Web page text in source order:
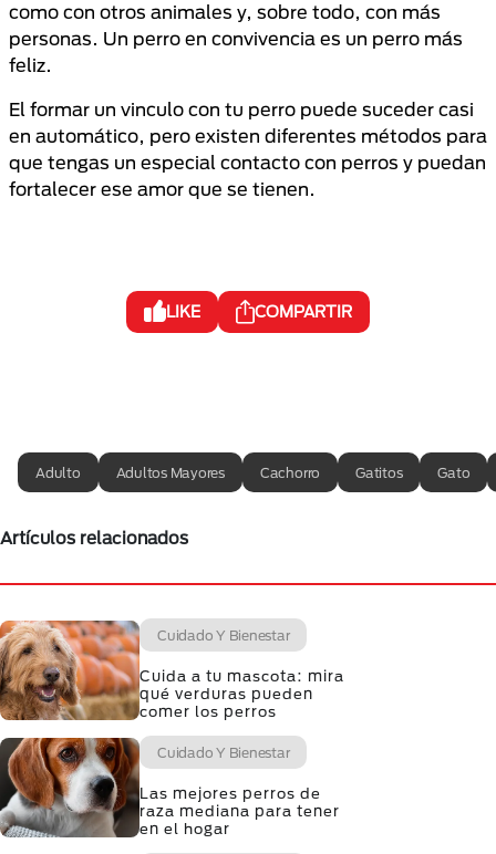
como con otros animales y, sobre todo, con más
personas. Un perro en convivencia es un perro más
feliz.
El formar un vinculo con tu perro puede suceder casi
en automático, pero existen diferentes métodos para
que tengas un especial contacto con perros y puedan
fortalecer ese amor que se tienen.
LIKE COMPARTIR
Adulto Adultos Mayores Cachorro Gatitos Gato
Artículos relacionados
Cuidado Y Bienestar
Cuida a tu mascota: mira
qué verduras pueden
comer los perros
Cuidado Y Bienestar
Las mejores perros de
raza mediana para tener
en el hogar